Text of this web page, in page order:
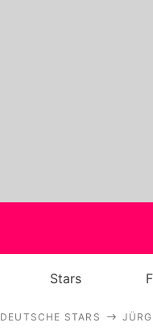
Stars
DEUTSCHE STARS